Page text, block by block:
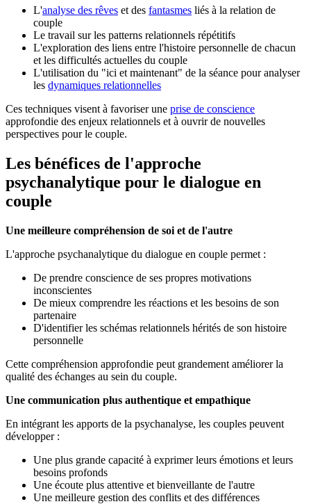
L'analyse des rêves et des fantasmes liés à la relation de
couple
Le travail sur les patterns relationnels répétitifs
L'exploration des liens entre l'histoire personnelle de chacun
et les difficultés actuelles du couple
L'utilisation du "ici et maintenant" de la séance pour analyser
les dynamiques relationnelles
Ces techniques visent à favoriser une prise de conscience
approfondie des enjeux relationnels et à ouvrir de nouvelles
perspectives pour le couple.
Les bénéfices de l'approche
psychanalytique pour le dialogue en
couple
Une meilleure compréhension de soi et de l'autre
L'approche psychanalytique du dialogue en couple permet :
De prendre conscience de ses propres motivations
inconscientes
De mieux comprendre les réactions et les besoins de son
partenaire
D'identifier les schémas relationnels hérités de son histoire
personnelle
Cette compréhension approfondie peut grandement améliorer la
qualité des échanges au sein du couple.
Une communication plus authentique et empathique
En intégrant les apports de la psychanalyse, les couples peuvent
développer :
Une plus grande capacité à exprimer leurs émotions et leurs
besoins profonds
Une écoute plus attentive et bienveillante de l'autre
Une meilleure gestion des conflits et des différences